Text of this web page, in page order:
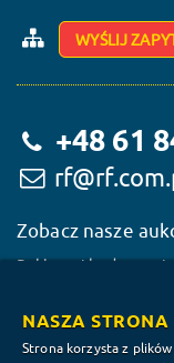
WYŚLIJ
+48 61
Zobacz nasze
Reklama i budowa
NASZA STRONA
Strona korzysta z